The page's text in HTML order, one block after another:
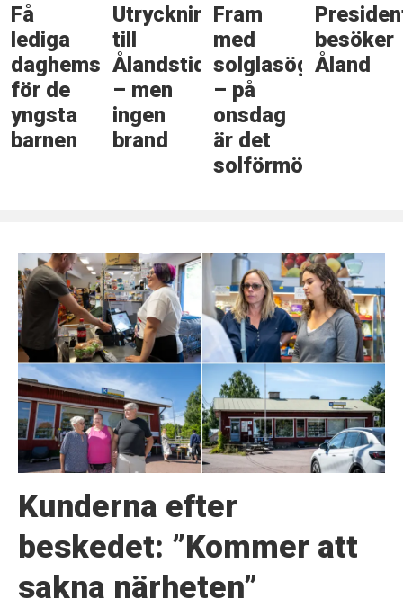
Få
lediga
daghemsplatser
för de
yngsta
barnen
Utryckning
till
Ålandstidningen
– men
ingen
brand
Fram
med
solglasögonen
– på
onsdag
är det
solförmörkelse
besöker
Åland
Kunderna efter
beskedet: ”Kommer att
sakna närheten”